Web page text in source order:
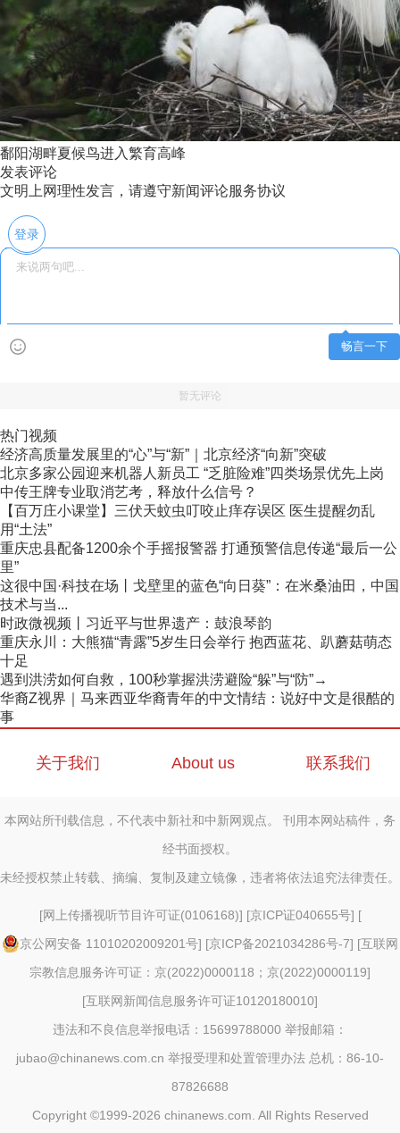
鄱阳湖畔夏候鸟进入繁育高峰
发表评论
文明上网理性发言，请遵守新闻评论服务协议
登录
畅言一下
暂无评论
热门视频
经济高质量发展里的“心”与“新”｜北京经济“向新”突破
北京多家公园迎来机器人新员工 “乏脏险难”四类场景优先上岗
中传王牌专业取消艺考，释放什么信号？
【百万庄小课堂】三伏天蚊虫叮咬止痒存误区 医生提醒勿乱
用“土法”
重庆忠县配备1200余个手摇报警器 打通预警信息传递“最后一公
里”
这很中国·科技在场丨戈壁里的蓝色“向日葵”：在米桑油田，中国
技术与当...
时政微视频丨习近平与世界遗产：鼓浪琴韵
重庆永川：大熊猫“青露”5岁生日会举行 抱西蓝花、趴蘑菇萌态
十足
遇到洪涝如何自救，100秒掌握洪涝避险“躲”与“防”→
华裔Z视界｜马来西亚华裔青年的中文情结：说好中文是很酷的
事
关于我们 About us 联系我们
本网站所刊载信息，不代表中新社和中新网观点。 刊用本网站稿件，务
经书面授权。
未经授权禁止转载、摘编、复制及建立镜像，违者将依法追究法律责任。
[网上传播视听节目许可证(0106168)] [京ICP证040655号] [
京公网安备 11010202009201号] [京ICP备2021034286号-7] [互联网
宗教信息服务许可证：京(2022)0000118；京(2022)0000119]
[互联网新闻信息服务许可证10120180010]
违法和不良信息举报电话：15699788000 举报邮箱：
jubao@chinanews.com.cn 举报受理和处置管理办法 总机：86-10-
87826688
Copyright ©1999-2026 chinanews.com. All Rights Reserved